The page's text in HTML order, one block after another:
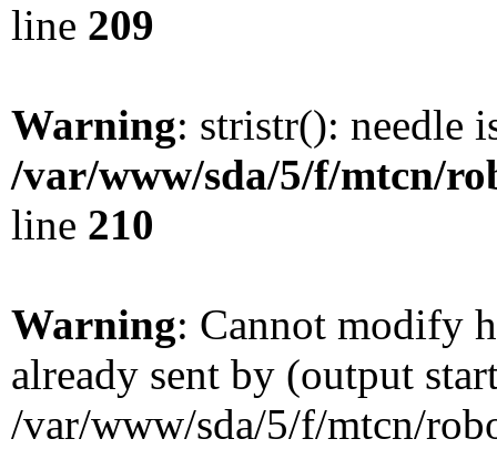
line 209
Warning: stristr(): needle
/var/www/sda/5/f/mtcn/
line 210
Warning: Cannot modify
already sent by (output
/var/www/sda/5/f/mtcn/